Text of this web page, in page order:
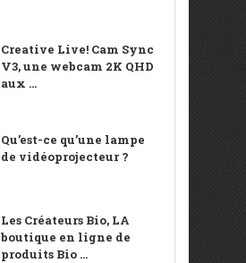
Creative Live! Cam Sync
V3, une webcam 2K QHD
aux ...
Qu’est-ce qu’une lampe
de vidéoprojecteur ?
Les Créateurs Bio, LA
boutique en ligne de
produits Bio ...